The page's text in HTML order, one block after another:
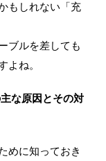
もしれない「充
ブルを差しても
よね。
な原因とその対
めに知っておき